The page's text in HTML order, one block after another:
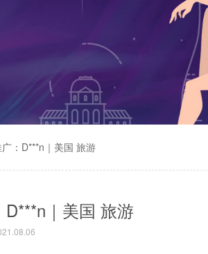
：D***n｜美国 旅游
｜美国 旅游